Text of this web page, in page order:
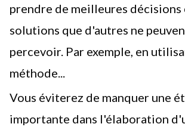
prendre de meilleures décisions
solutions que d'autres ne
percevoir. Par exemple, en
méthode...
Vous éviterez de manquer une
importante dans l'élaboration